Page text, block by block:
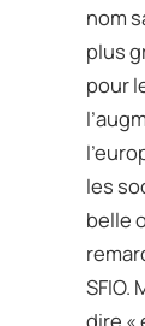
nom
plus
pour
les
belle
SFIO.